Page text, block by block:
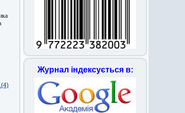
Журнал індексується в: